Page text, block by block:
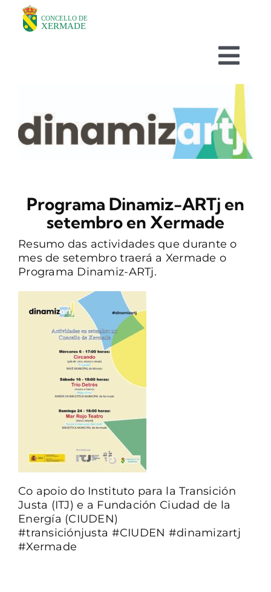
Skip
content
DEPARTAMENTOS
NOVAS
AVISOS HABITUAIS
CONTACTO
Programa Dinamiz-ARTj en
setembro en Xermade
Resumo das actividades que durante o
mes de setembro traerá a Xermade o
Programa Dinamiz-ARTj.
Co apoio do Instituto para la Transición
Justa (ITJ) e a Fundación Ciudad de la
Energía (CIUDEN)
#transiciónjusta #CIUDEN #dinamizartj
#Xermade